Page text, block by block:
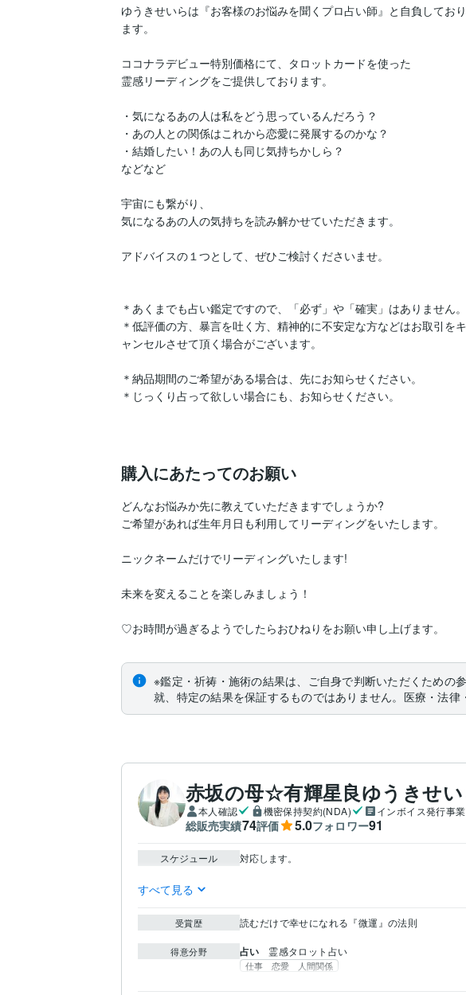
ゆうきせいらは『お客様のお悩みを聞くプロ占い師』と自負しており
ます。
ココナラデビュー特別価格にて、タロットカードを使った
霊感リーディングをご提供しております。
・気になるあの人は私をどう思っているんだろう？
・あの人との関係はこれから恋愛に発展するのかな？
・結婚したい！あの人も同じ気持ちかしら？
などなど
宇宙にも繋がり、
気になるあの人の気持ちを読み解かせていただきます。
アドバイスの１つとして、ぜひご検討くださいませ。
＊あくまでも占い鑑定ですので、「必ず」や「確実」はありません。
＊低評価の方、暴言を吐く方、精神的に不安定な方などはお取引をキ
ャンセルさせて頂く場合がございます。
＊納品期間のご希望がある場合は、先にお知らせください。
＊じっくり占って欲しい場合にも、お知らせください。
購入にあたってのお願い
どんなお悩みか先に教えていただきますでしょうか?
ご希望があれば生年月日も利用してリーディングをいたします。
ニックネームだけでリーディングいたします!
未来を変えることを楽しみましょう！
♡お時間が過ぎるようでしたらおひねりをお願い申し上げます。
※鑑定・祈祷・施術の結果は、ご自身で判断いただくための
就、特定の結果を保証するものではありません。医療・法律
赤坂の母☆有輝星良ゆうきせい
本人確認 機密保持契約(NDA) インボイス発行事
総販売実績74評価 5.0フォロワー91
スケジュール 対応します。
すべて見る
受賞歴 読むだけで幸せになれる『微運』の法則
得意分野 占い 霊感タロット占い
仕事 恋愛 人間関係